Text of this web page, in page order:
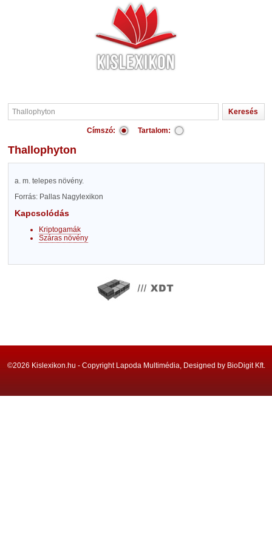
Címszó: Tartalom:
Thallophyton
a. m. telepes növény.
Forrás: Pallas Nagylexikon
Kapcsolódás
Kriptogamák
Száras növény
©2026 Kislexikon.hu - Copyright Lapoda Multimédia, Designed by BioDigit Kft.